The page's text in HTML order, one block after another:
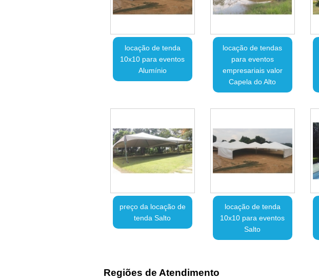
locação de tenda
10x10 para eventos
Alumínio
locação de tendas
para eventos
empresariais valor
Capela do Alto
preço da locação de
tenda Salto
locação de tenda
10x10 para eventos
Salto
Regiões de Atendimento